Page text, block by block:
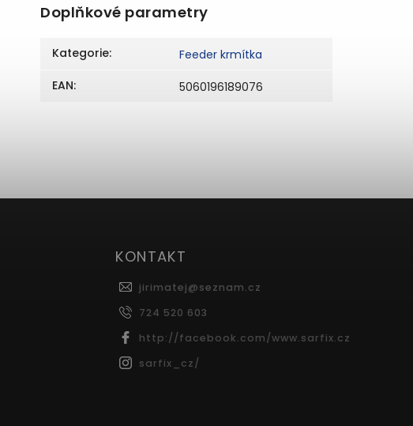
Doplňkové parametry
Kategorie:
Feeder krmítka
EAN: 5060196189076
KONTAKT
jirimatej@seznam.cz
724 520 603
http://facebook.com/www.sarfix.cz
sarfix_cz/